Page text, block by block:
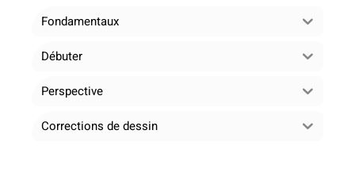
Fondamentaux
Débuter
Perspective
Corrections de dessin